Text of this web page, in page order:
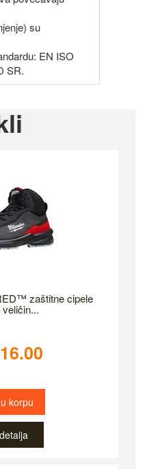
su
EN ISO
SR.
zaštitne cipele
korpu